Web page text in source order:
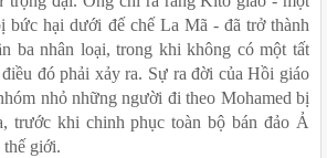
bức hại dưới đế chế La Mã - đã trở thành
ba nhân loại, trong khi không có một tất
đó phải xảy ra. Sự ra đời của Hồi giáo
nhỏ những người đi theo Mohamed bị
trước khi chinh phục toàn bộ bán đảo Ả
thế giới.